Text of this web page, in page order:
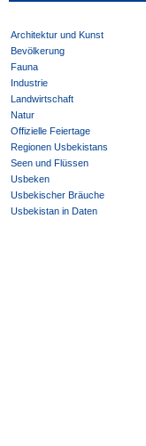
Architektur und Kunst
Bevölkerung
Fauna
Industrie
Landwirtschaft
Natur
Offizielle Feiertage
Regionen Usbekistans
Seen und Flüssen
Usbeken
Usbekischer Bräuche
Usbekistan in Daten